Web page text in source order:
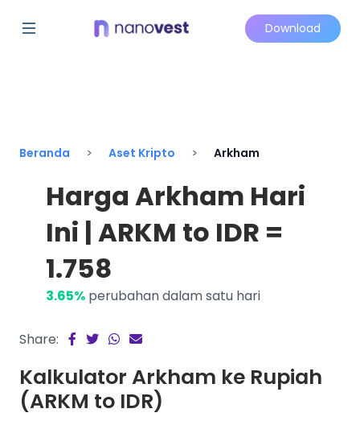
Download
Beranda Aset Kripto Arkham
Harga Arkham Hari
Ini | ARKM to IDR =
1.758
3.65% perubahan dalam satu hari
Share:
Kalkulator Arkham ke Rupiah
(ARKM to IDR)